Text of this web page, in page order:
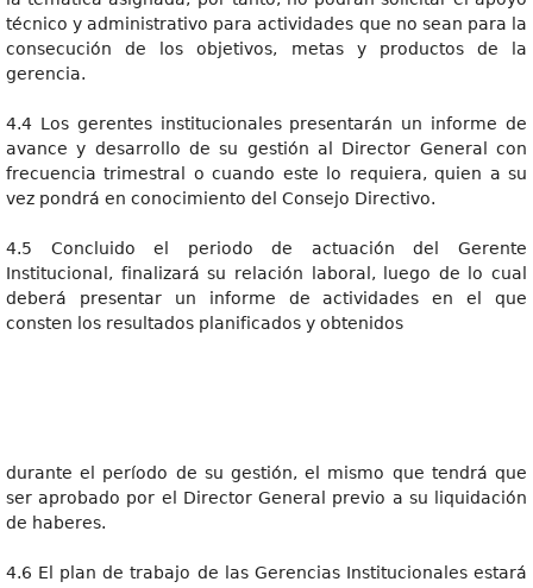
técnico y administrativo para actividades que no sean para la
consecución de los objetivos, metas y productos de la
gerencia.
4.4 Los gerentes institucionales presentarán un informe de
avance y desarrollo de su gestión al Director General con
frecuencia trimestral o cuando este lo requiera, quien a su
vez pondrá en conocimiento del Consejo Directivo.
4.5 Concluido el periodo de actuación del Gerente
Institucional, finalizará su relación laboral, luego de lo cual
deberá presentar un informe de actividades en el que
consten los resultados planificados y obtenidos
durante el período de su gestión, el mismo que tendrá que
ser aprobado por el Director General previo a su liquidación
de haberes.
4.6 El plan de trabajo de las Gerencias Institucionales estará